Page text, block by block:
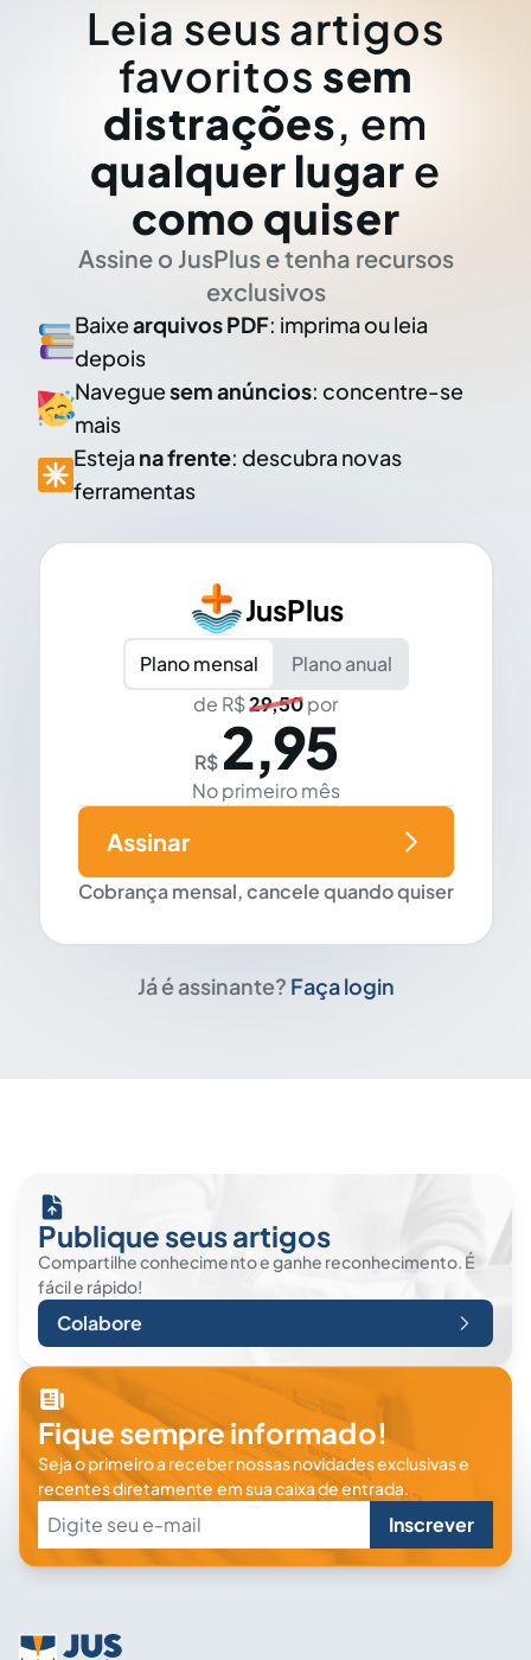
Leia seus artigos
favoritos sem
distrações, em
qualquer lugar e
como quiser
Assine o JusPlus e tenha recursos
exclusivos
Baixearquivos PDF: imprima ou leia
depois
Naveguesem anúncios: concentre-se
mais
Esteja na frente: descubra novas
ferramentas
JusPlus
Plano mensal
Plano anual
de R$29,50por
R$ 2,95
No primeiro mês
Cobrança mensal, cancele quando quiser
Assinar
Já é assinante? Faça login
Publique seus artigos
Compartilhe conhecimento e ganhe reconhecimento. É
fácil e rápido!
Colabore
Fique sempre informado!
Seja o primeiro a receber nossas novidades exclusivas e
recentes diretamente em sua caixa de entrada.
Inscrever